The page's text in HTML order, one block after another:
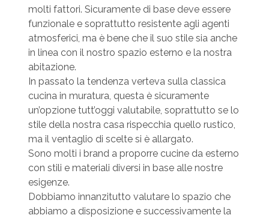
molti fattori. Sicuramente di base deve essere
funzionale e soprattutto resistente agli agenti
atmosferici, ma è bene che il suo stile sia anche
in linea con il nostro spazio esterno e la nostra
abitazione.
In passato la tendenza verteva sulla classica
cucina in muratura, questa è sicuramente
un’opzione tutt’oggi valutabile, soprattutto se lo
stile della nostra casa rispecchia quello rustico,
ma il ventaglio di scelte si è allargato.
Sono molti i brand a proporre cucine da esterno
con stili e materiali diversi in base alle nostre
esigenze.
Dobbiamo innanzitutto valutare lo spazio che
abbiamo a disposizione e successivamente la